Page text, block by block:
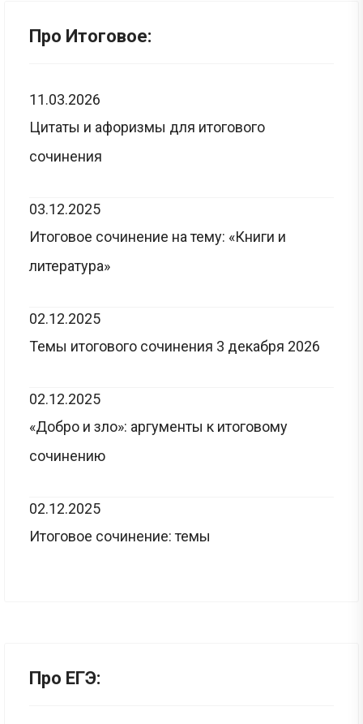
Про Итоговое:
11.03.2026
Цитаты и афоризмы для итогового
сочинения
03.12.2025
Итоговое сочинение на тему: «Книги и
литература»
02.12.2025
Темы итогового сочинения 3 декабря 2026
02.12.2025
«Добро и зло»: аргументы к итоговому
сочинению
02.12.2025
Итоговое сочинение: темы
Про ЕГЭ: